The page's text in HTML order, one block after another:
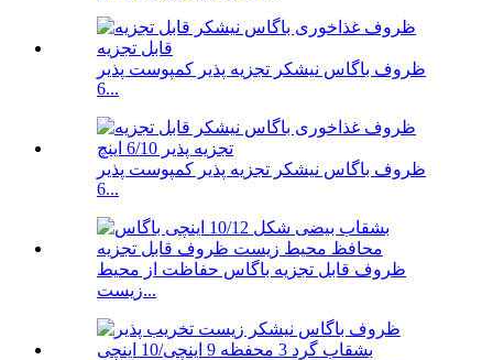
ظروف باگاس نیشکر تجزیه پذیر کمپوست پذیر
6...
ظروف باگاس نیشکر تجزیه پذیر کمپوست پذیر
6...
ظروف قابل تجزیه باگاس حفاظت از محیط
زیست...